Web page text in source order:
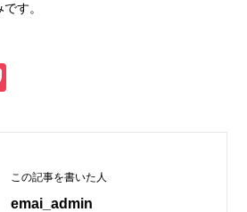
す。
ck
この記事を書いた人
emai_admin